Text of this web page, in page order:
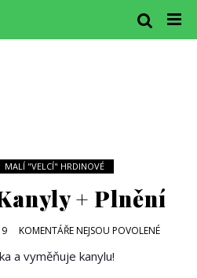
MALÍ "VELCÍ" HRDINOVÉ
+ Plnění
KOMENTÁŘE NEJSOU POVOLENÉ
a vyměňuje kanylu!